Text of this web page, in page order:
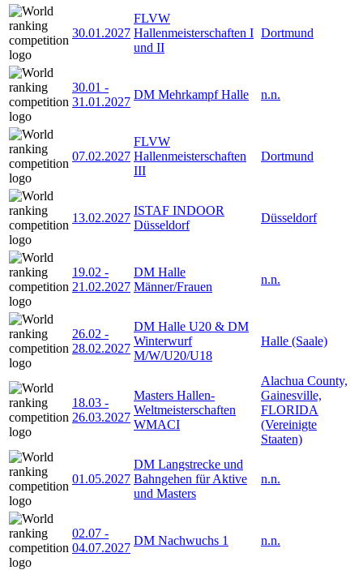
30.01.2027
FLVW
Hallenmeisterschaften I
und II
Dortmund
30.01 -
31.01.2027
DM Mehrkampf Halle n.n.
07.02.2027
FLVW
Hallenmeisterschaften
III
Dortmund
13.02.2027
ISTAF INDOOR
Düsseldorf
Düsseldorf
19.02 -
21.02.2027
DM Halle
Männer/Frauen
n.n.
26.02 -
28.02.2027
DM Halle U20 & DM
Winterwurf
M/W/U20/U18
Halle (Saale)
18.03 -
26.03.2027
Masters Hallen-
Weltmeisterschaften
WMACI
Alachua County,
Gainesville,
FLORIDA
(Vereinigte
Staaten)
01.05.2027
DM Langstrecke und
Bahngehen für Aktive
und Masters
n.n.
02.07 -
04.07.2027
DM Nachwuchs 1 n.n.